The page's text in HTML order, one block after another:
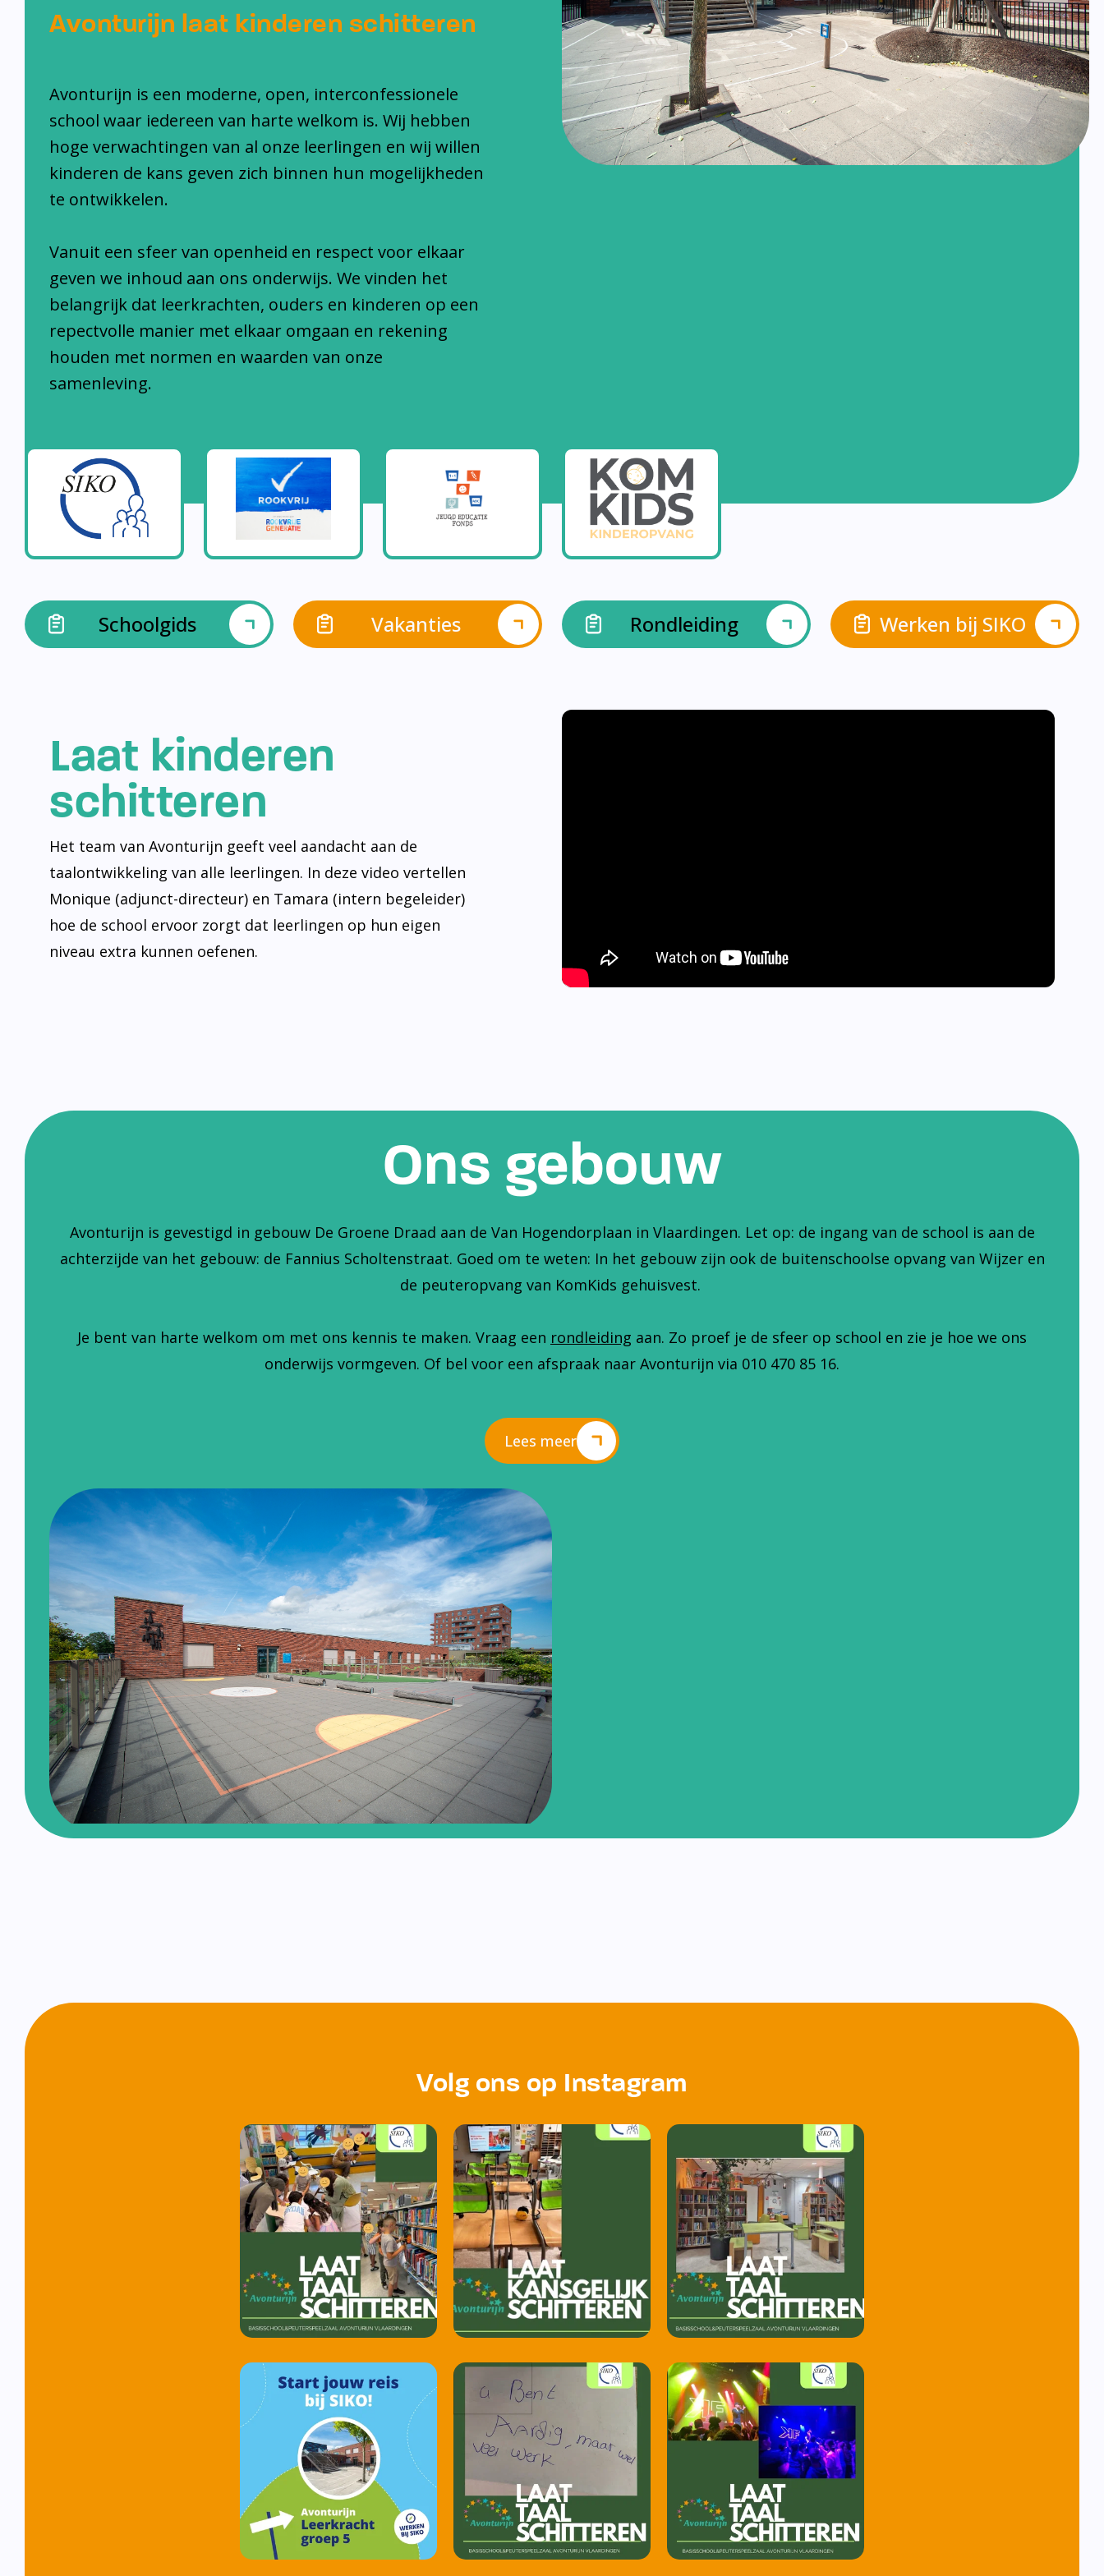
Avonturijn laat kinderen schitteren
Avonturijn is een moderne, open, interconfessionele
school waar iedereen van harte welkom is. Wij hebben
hoge verwachtingen van al onze leerlingen en wij willen
kinderen de kans geven zich binnen hun mogelijkheden
te ontwikkelen.
Vanuit een sfeer van openheid en respect voor elkaar
geven we inhoud aan ons onderwijs. We vinden het
belangrijk dat leerkrachten, ouders en kinderen op een
repectvolle manier met elkaar omgaan en rekening
houden met normen en waarden van onze
samenleving.
Schoolgids Vakanties Rondleiding Werken bij SIKO
Laat kinderen
schitteren
Het team van Avonturijn geeft veel aandacht aan de
taalontwikkeling van alle leerlingen. In deze video vertellen
Monique (adjunct-directeur) en Tamara (intern begeleider)
hoe de school ervoor zorgt dat leerlingen op hun eigen
niveau extra kunnen oefenen.
Ons gebouw
Avonturijn is gevestigd in gebouw De Groene Draad aan de Van Hogendorplaan in Vlaardingen. Let op: de ingang van de school is aan de
achterzijde van het gebouw: de Fannius Scholtenstraat. Goed om te weten: In het gebouw zijn ook de buitenschoolse opvang van Wijzer en
de peuteropvang van KomKids gehuisvest.
Je bent van harte welkom om met ons kennis te maken. Vraag een rondleiding aan. Zo proef je de sfeer op school en zie je hoe we ons
onderwijs vormgeven. Of bel voor een afspraak naar Avonturijn via 010 470 85 16.
Lees meer
Volg ons op Instagram